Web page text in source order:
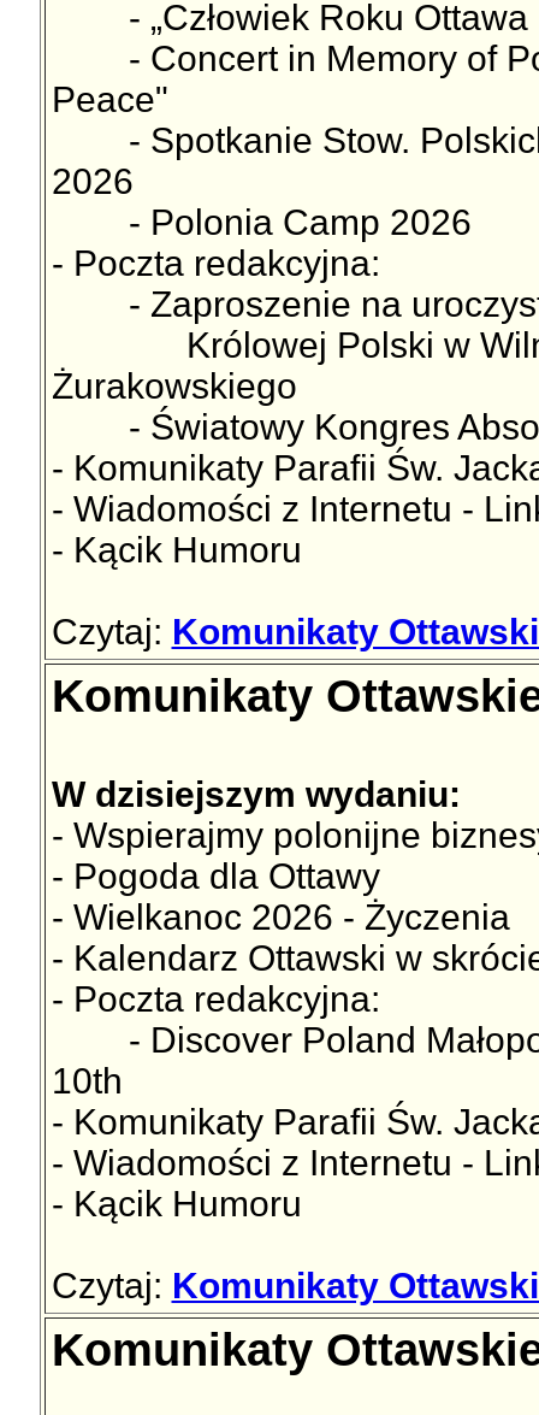
- „Człowiek Roku Ottawa
- Concert in Memory of
Peace"
- Spotkanie Stow.
2026
- Polonia Camp 2026
- Poczta redakcyjna:
- Zaproszenie na
Królowej Polski w
Żurakowskiego
- Światowy Kongres
- Komunikaty Parafii Św.
- Wiadomości z Internetu -
- Kącik Humoru
Czytaj: Komunikaty
Komunikaty
W dzisiejszym wydaniu:
- Wspierajmy polonijne
- Pogoda dla Ottawy
- Wielkanoc 2026 - Życzenia
- Kalendarz Ottawski w
- Poczta redakcyjna:
- Discover Poland
10th
- Komunikaty Parafii Św.
- Wiadomości z Internetu -
- Kącik Humoru
Czytaj: Komunikaty
Komunikaty